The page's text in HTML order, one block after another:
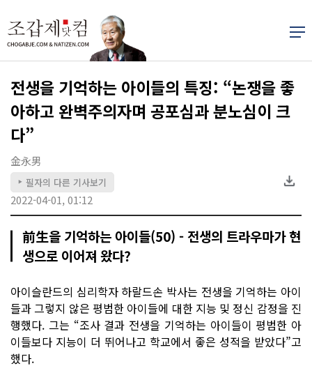
전생을 기억하는 아이들의 특징: “논쟁을 좋
아하고 완벽주의자며 공포심과 분노심이 크
다”
金永男
▶ 필자의 다른 기사보기
2022-04-01, 01:12
前生을 기억하는 아이들(50) - 전생의 트라우마가 현
생으로 이어져 왔다?
아이슬란드의 심리학자 하랄드손 박사는 전생을 기억하는 아이
들과 그렇지 않은 평범한 아이들에 대한 지능 및 정신 감정을 진
행했다. 그는 “조사 결과 전생을 기억하는 아이들이 평범한 아
이들보다 지능이 더 뛰어나고 학교에서 좋은 성적을 받았다”고
했다.